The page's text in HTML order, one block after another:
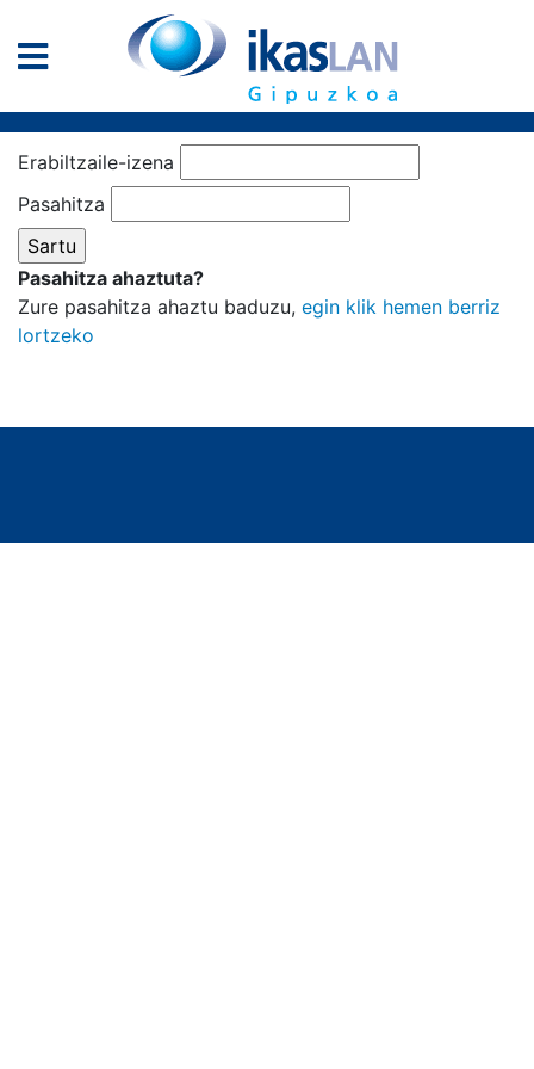
Erabiltzaile-izena
Pasahitza
Pasahitza ahaztuta?
Zure pasahitza ahaztu baduzu, egin klik hemen berriz
lortzeko